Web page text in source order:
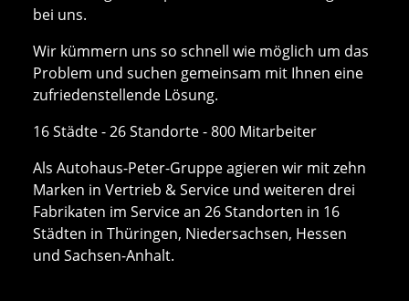
bei uns.
Wir kümmern uns so schnell wie möglich um das
Problem und suchen gemeinsam mit Ihnen eine
zufriedenstellende Lösung.
16 Städte - 26 Standorte - 800 Mitarbeiter
Als Autohaus-Peter-Gruppe agieren wir mit zehn
Marken in Vertrieb & Service und weiteren drei
Fabrikaten im Service an 26 Standorten in 16
Städten in Thüringen, Niedersachsen, Hessen
und Sachsen-Anhalt.